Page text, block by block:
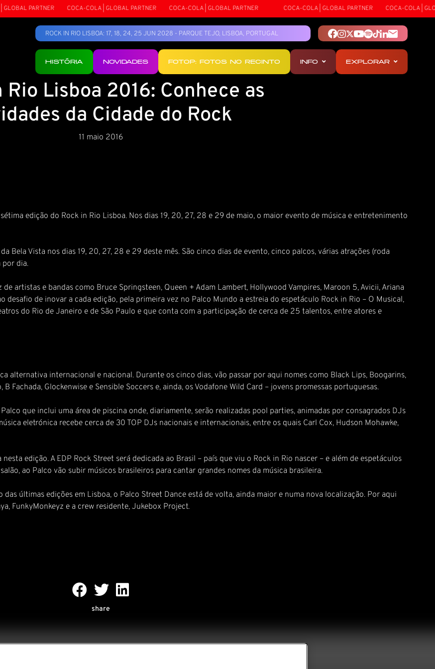
PARTNER COCA-COLA | GLOBAL PARTNER COCA-COLA | GLOBAL PARTNER COCA-COLA | GLOBAL PARTNER COCA-COLA |
ROCK IN RIO LISBOA: 17, 18, 24, 25 JUN 2028 - PARQUE TEJO, LISBOA, PORTUGAL
HISTÓRIA NOVIDADES FOTOP: FOTOS NO RECINTO INFO EXPLORAR
Rio Lisboa 2016: Conhece as
da Cidade do Rock
11 maio 2016
edição do Rock in Rio Lisboa. Nos dias 19, 20, 27, 28 e 29 de maio, o maior evento de música e entretenimento
Bela Vista nos dias 19, 20, 27, 28 e 29 deste mês. São cinco dias de evento, cinco palcos, várias atrações (roda
por dia.
artistas e bandas como Bruce Springsteen, Queen + Adam Lambert, Hollywood Vampires, Maroon 5, Avicii, Ariana
desafio de inovar a cada edição, pela primeira vez no Palco Mundo a estreia do espetáculo Rock in Rio – O Musical,
do Rio de Janeiro e de São Paulo e que conta com a participação de cerca de 25 talentos, entre atores e
alternativa internacional e nacional. Durante os cinco dias, vão passar por aqui nomes como Black Lips, Boogarins,
Fachada, Glockenwise e Sensible Soccers e, ainda, os Vodafone Wild Card – jovens promessas portuguesas.
que inclui uma área de piscina onde, diariamente, serão realizadas pool parties, animadas por consagrados DJs
eletrónica recebe cerca de 30 TOP DJs nacionais e internacionais, entre os quais Carl Cox, Hudson Mohawke,
edição. A EDP Rock Street será dedicada ao Brasil – país que viu o Rock in Rio nascer – e além de espetáculos
ao Palco vão subir músicos brasileiros para cantar grandes nomes da música brasileira.
últimas edições em Lisboa, o Palco Street Dance está de volta, ainda maior e numa nova localização. Por aqui
FunkyMonkeyz e a crew residente, Jukebox Project.
share